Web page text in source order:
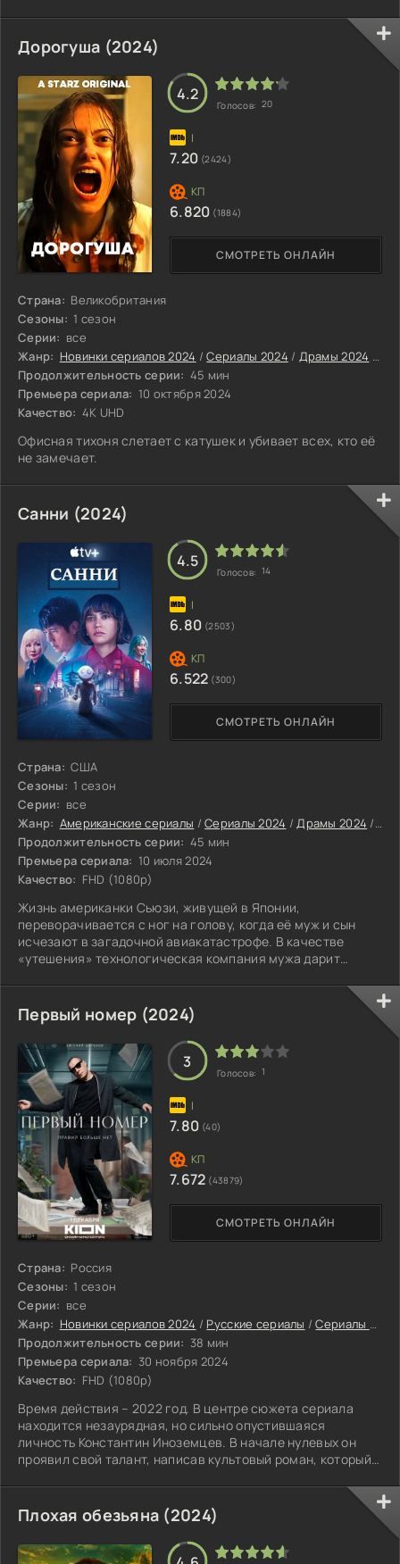
почувствовать что-то в сердце, пережить новые эмоции.
В этот же самый момент ей доверяют вести очень
громкое дело года. Это дело против некоего Чема
Муратана — коллекционера, у которого за спиной уже три
брака. И вот Лейла оказывается в настоящем
Дорогуша (2024)
Страна: Великобритания
Сезоны: 1 сезон
Серии: все
Жанр: Новинки сериалов 2024 /Сериалы 2024 / Драмы 2024
Продолжительность серии: 45 мин
Премьера сериала: 10 октября 2024
Качество: 4K UHD
Офисная тихоня слетает с катушек и убивает всех, кто её
не замечает.
СМОТРЕТЬ ОНЛАЙН
4.2
Голосов: 20
7.20 (2424)
6.820 (1884)
Санни (2024)
Страна: США
Сезоны: 1 сезон
Серии: все
Жанр: Американские сериалы /Сериалы 2024 /Драмы 2024 /
Продолжительность серии: 45 мин
Премьера сериала: 10 июля 2024
Качество: FHD (1080p)
Жизнь американки Сьюзи, живущей в Японии,
переворачивается с ног на голову, когда её муж и сын
исчезают в загадочной авиакатастрофе. В качестве
«утешения» технологическая компания мужа дарит
Санни. Поначалу Сьюзи противится попыткам Санни
заполнить пустоту в её жизни, но постепенно между ними
завязывается дружба. Им предстоит узнать правду о том,
что же на самом деле произошло с семьёй Сьюзи.
СМОТРЕТЬ ОНЛАЙН
4.5
Голосов: 14
6.80 (2503)
6.522 (300)
Первый номер (2024)
Страна: Россия
Сезоны: 1 сезон
Серии: все
Жанр: Новинки сериалов 2024 / Русские сериалы /Сериалы 2024
Продолжительность серии: 38 мин
Премьера сериала: 30 ноября 2024
Качество: FHD (1080p)
Время действия – 2022 год. В центре сюжета сериала
находится незаурядная, но сильно опустившаяся
личность Константин Иноземцев. В начале нулевых он
проявил свой талант, написав культовый роман, который
СМОТРЕТЬ ОНЛАЙН
3
Голосов: 1
7.80 (40)
7.672 (43879)
Плохая обезьяна (2024)